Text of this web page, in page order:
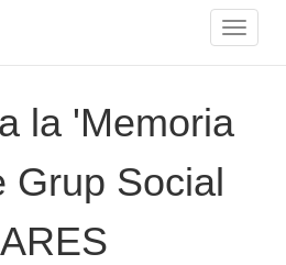
Toggle
la 'Memoria
Grup Social